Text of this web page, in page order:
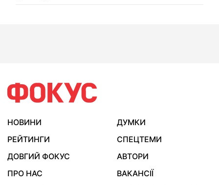
НОВИНИ
ДУМКИ
РЕЙТИНГИ
СПЕЦТЕМИ
ДОВГИЙ ФОКУС
АВТОРИ
ПРО НАС
ВАКАНСІЇ